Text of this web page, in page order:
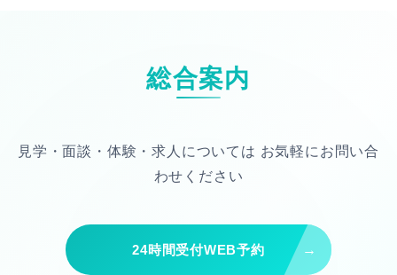
総合案内
見学・面談・体験・求人については お気軽にお問い合
わせください
24時間受付WEB予約